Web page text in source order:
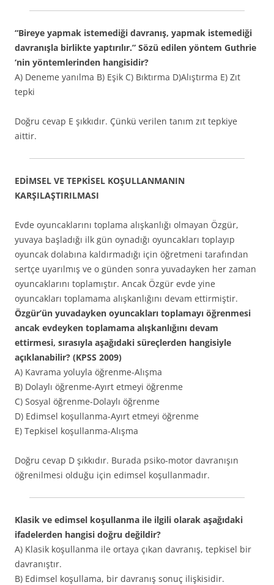
“Bireye yapmak istemediği davranış, yapmak istemediği
davranışla birlikte yaptırılır.” Sözü edilen yöntem Guthrie
‘nin yöntemlerinden hangisidir?
A) Deneme yanılma B) Eşik C) Bıktırma D)Alıştırma E) Zıt
tepki
Doğru cevap E şıkkıdır. Çünkü verilen tanım zıt tepkiye
aittir.
EDİMSEL VE TEPKİSEL KOŞULLANMANIN
KARŞILAŞTIRILMASI
Evde oyuncaklarını toplama alışkanlığı olmayan Özgür,
yuvaya başladığı ilk gün oynadığı oyuncakları toplayıp
oyuncak dolabına kaldırmadığı için öğretmeni tarafından
sertçe uyarılmış ve o günden sonra yuvadayken her zaman
oyuncaklarını toplamıştır. Ancak Özgür evde yine
oyuncakları toplamama alışkanlığını devam ettirmiştir.
Özgür’ün yuvadayken oyuncakları toplamayı öğrenmesi
ancak evdeyken toplamama alışkanlığını devam
ettirmesi, sırasıyla aşağıdaki süreçlerden hangisiyle
açıklanabilir? (KPSS 2009)
A) Kavrama yoluyla öğrenme-Alışma
B) Dolaylı öğrenme-Ayırt etmeyi öğrenme
C) Sosyal öğrenme-Dolaylı öğrenme
D) Edimsel koşullanma-Ayırt etmeyi öğrenme
E) Tepkisel koşullanma-Alışma
Doğru cevap D şıkkıdır. Burada psiko-motor davranışın
öğrenilmesi olduğu için edimsel koşullanmadır.
Klasik ve edimsel koşullanma ile ilgili olarak aşağıdaki
ifadelerden hangisi doğru değildir?
A) Klasik koşullanma ile ortaya çıkan davranış, tepkisel bir
davranıştır.
B) Edimsel koşullama, bir davranış sonuç ilişkisidir.